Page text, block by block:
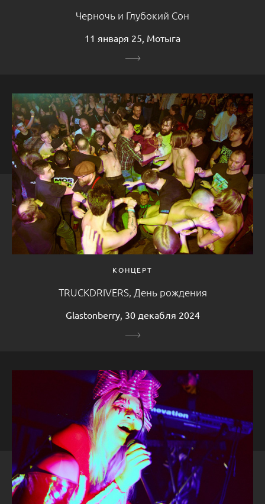
Черночь и Глубокий Сон
11 января 25, Мотыга
КОНЦЕРТ
TRUCKDRIVERS, День рождения
Glastonberry, 30 декабля 2024